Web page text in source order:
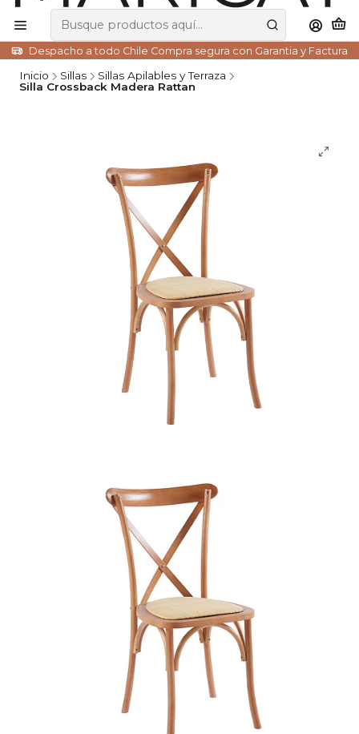
Despacho a todo Chile Compra segura con Garantia y Factura
Inicio Sillas
Sillas Apilables y Terraza
Silla Crossback Madera Rattan